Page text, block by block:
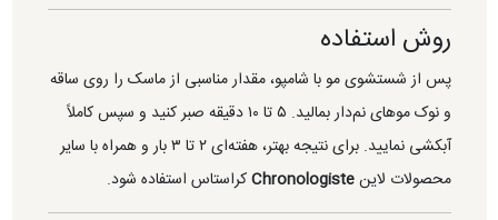
روش استفاده
پس از شستشوی مو با شامپو، مقدار مناسبی از ماسک را روی ساقه
و نوک موهای نم‌دار بمالید. ۵ تا ۱۰ دقیقه صبر کنید و سپس کاملاً
آبکشی نمایید. برای نتیجه بهتر، هفته‌ای ۲ تا ۳ بار و همراه با سایر
محصولات لاینChronologisteکراستاس استفاده شود.